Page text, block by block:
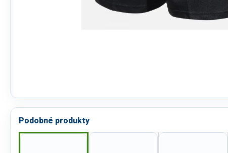
Podobné produkty